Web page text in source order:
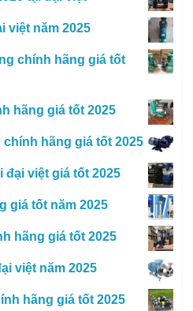
việt năm 2025
chính hãng giá tốt
hãng giá tốt 2025
hãng giá tốt 2025
đại việt giá tốt 2025
giá tốt năm 2025
hãng giá tốt 2025
việt năm 2025
hãng giá tốt 2025